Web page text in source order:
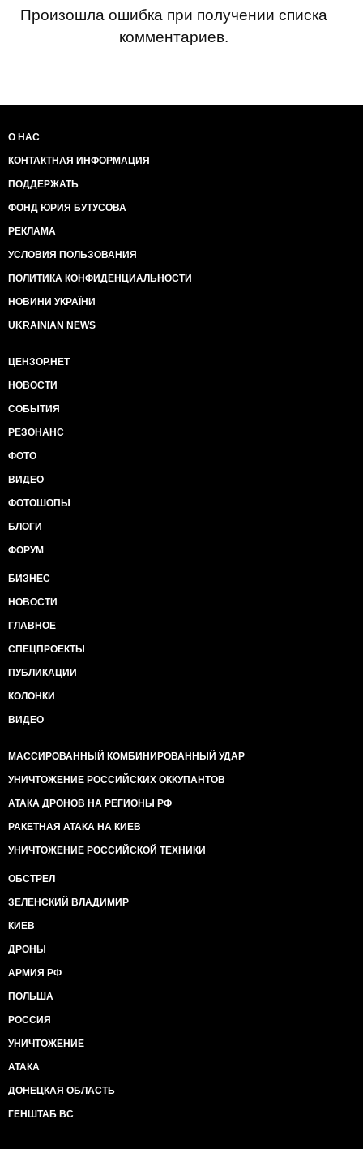
Аниськин не стал бы служить в милиции,если бы
министра назначал ссученный уголовник в кресле
президента. И Шарапов бы не стал. И
Произошла ошибка при получении списка
комментариев.
О НАС
КОНТАКТНАЯ ИНФОРМАЦИЯ
ПОДДЕРЖАТЬ
ФОНД ЮРИЯ БУТУСОВА
РЕКЛАМА
УСЛОВИЯ ПОЛЬЗОВАНИЯ
ПОЛИТИКА КОНФИДЕНЦИАЛЬНОСТИ
НОВИНИ УКРАЇНИ
UKRAINIAN NEWS
ЦЕНЗОР.НЕТ
НОВОСТИ
СОБЫТИЯ
РЕЗОНАНС
ФОТО
ВИДЕО
ФОТОШОПЫ
БЛОГИ
ФОРУМ
БИЗНЕС
НОВОСТИ
ГЛАВНОЕ
СПЕЦПРОЕКТЫ
ПУБЛИКАЦИИ
КОЛОНКИ
ВИДЕО
МАССИРОВАННЫЙ КОМБИНИРОВАННЫЙ УДАР
УНИЧТОЖЕНИЕ РОССИЙСКИХ ОККУПАНТОВ
АТАКА ДРОНОВ НА РЕГИОНЫ РФ
РАКЕТНАЯ АТАКА НА КИЕВ
УНИЧТОЖЕНИЕ РОССИЙСКОЙ ТЕХНИКИ
ОБСТРЕЛ
ЗЕЛЕНСКИЙ ВЛАДИМИР
КИЕВ
ДРОНЫ
АРМИЯ РФ
ПОЛЬША
РОССИЯ
УНИЧТОЖЕНИЕ
АТАКА
ДОНЕЦКАЯ ОБЛАСТЬ
ГЕНШТАБ ВС